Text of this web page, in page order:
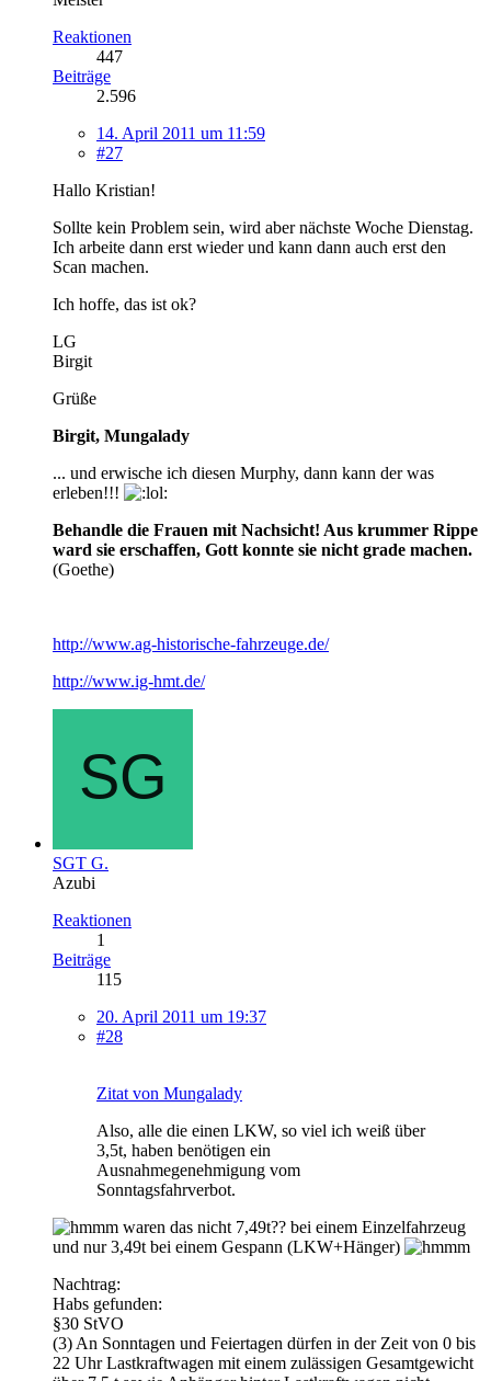
Reaktionen
447
Beiträge
2.596
14. April 2011 um 11:59
#27
Hallo Kristian!
Sollte kein Problem sein, wird aber nächste Woche Dienstag.
Ich arbeite dann erst wieder und kann dann auch erst den
Scan machen.
Ich hoffe, das ist ok?
LG
Birgit
Grüße
Birgit, Mungalady
... und erwische ich diesen Murphy, dann kann der was
erleben!!!
Behandle die Frauen mit Nachsicht! Aus krummer Rippe
ward sie erschaffen, Gott konnte sie nicht grade machen.
(Goethe)
http://www.ag-historische-fahrzeuge.de/
http://www.ig-hmt.de/
SGT G.
Azubi
Reaktionen
1
Beiträge
115
20. April 2011 um 19:37
#28
Zitat von Mungalady
Also, alle die einen LKW, so viel ich weiß über
3,5t, haben benötigen ein
Ausnahmegenehmigung vom
Sonntagsfahrverbot.
waren das nicht 7,49t?? bei einem Einzelfahrzeug
und nur 3,49t bei einem Gespann (LKW+Hänger)
Nachtrag:
Habs gefunden:
§30 StVO
(3) An Sonntagen und Feiertagen dürfen in der Zeit von 0 bis
22 Uhr Lastkraftwagen mit einem zulässigen Gesamtgewicht